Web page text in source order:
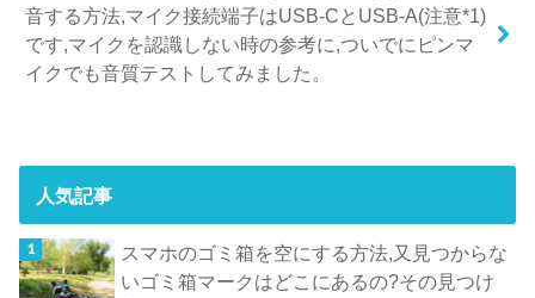
音する方法,マイク接続端子はUSB-CとUSB-A(注意*1)
です,マイクを認識しない時の参考に,ついでにピンマ
イクでも音質テストしてみました。
人気記事
スマホのゴミ箱を空にする方法,又見つからな
いゴミ箱マークはどこにあるの?その見つけ